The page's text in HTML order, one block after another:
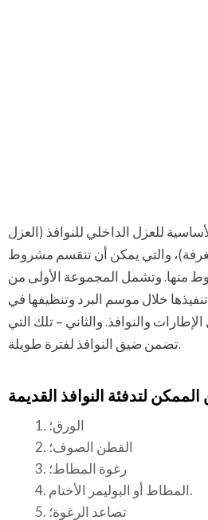
للعزل الداخلي للنوافذ (العزل
والتي يمكن أن تنقسم مشروط
منها. وتشمل المجموعة الأولى من
خلال موسم البرد وتنظيفها في
والنوافذ. والثاني – تلك التي
تضمن ضيق النوافذ لفترة طويلة.
لتدفئة النوافذ القديمة
الورق؛
القطن الصوف؛
رغوة المطاط؛
المطاط أو البوليمر الأختام.
تصاعد الرغوة؛